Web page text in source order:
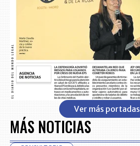
Ver más portadas
MÁS NOTICIAS